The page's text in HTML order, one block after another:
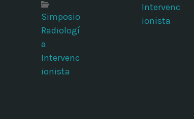
Simposio
Radiologí
a
Intervenc
ionista
Intervenc
ionista